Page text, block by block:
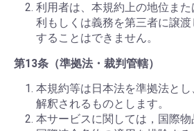
利用者は、本規約上の地位ま
利もしくは義務を第三者に譲
することはできません。
第13条（準拠法・裁判管轄）
本規約等は日本法を準拠法と
解釈されるものとします。
本サービスに関しては，国際